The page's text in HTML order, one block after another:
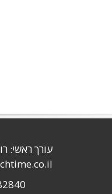
עורך ראשי: